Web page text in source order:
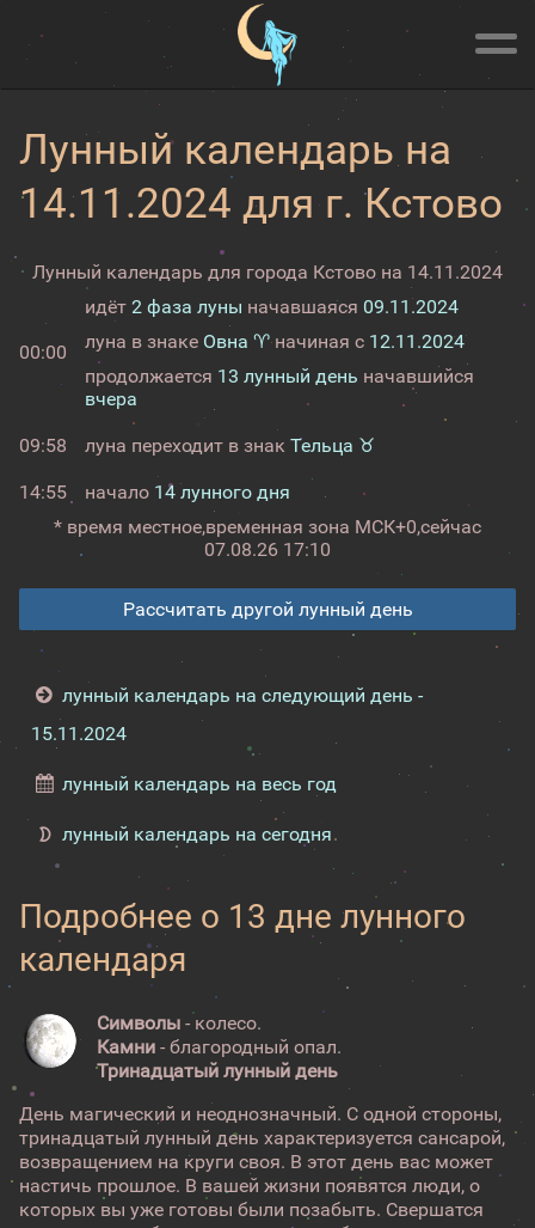
Лунный календарь на
14.11.2024 для г. Кстово
Лунный календарь для города Кстово на 14.11.2024
00:00
идёт 2 фаза луны начавшаяся 09.11.2024
луна в знаке Овна ♈начиная с 12.11.2024
продолжается 13 лунный день начавшийся
вчера
09:58 луна переходит в знак Тельца ♉
14:55 начало 14 лунного дня
* время местное,временная зона МСК+0,сейчас
07.08.26 17:10
Рассчитать другой лунный день
лунный календарь на следующий день -
15.11.2024
лунный календарь на весь год
лунный календарь на сегодня
Подробнее о 13 дне лунного
календаря
Символы - колесо.
Камни - благородный опал.
Тринадцатый лунный день
День магический и неоднозначный. С одной стороны,
тринадцатый лунный день характеризуется сансарой,
возвращением на круги своя. В этот день вас может
настичь прошлое. В вашей жизни появятся люди, о
которых вы уже готовы были позабыть. Свершатся